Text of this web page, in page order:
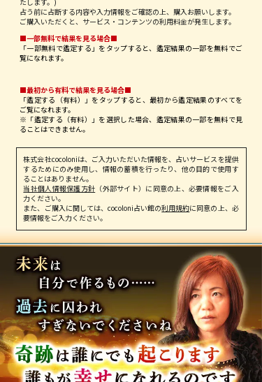
占う前に占断する内容や入力情報をご確認の上、購入お願いします。
ご購入いただくと、サービス・コンテンツの利用料金が発生します。
■一部無料で結果を見る場合■
「一部無料で鑑定する」を タップすると、鑑定結果の一部を無料でご
覧になれます。
■最初から有料で結果を見る場合■
「鑑定する（有料）」を タップすると、最初から鑑定結果のすべてを
ご覧になれます。
※「鑑定する（有料）」を選択した場合、鑑定結果の一部を無料で見
ることはできません。
株式会社cocoloniは、ご入力いただいた情報を、占いサービスを提供
するためにのみ使用し、情報の蓄積を行ったり、他の目的で使用す
ることはありません。
当社個人情報保護方針 （外部サイト）に同意の上、必要情報をご入
力ください。
また、ご購入に関しては、cocoloni占い館の利用規約に同意の上、必
要情報をご入力ください。